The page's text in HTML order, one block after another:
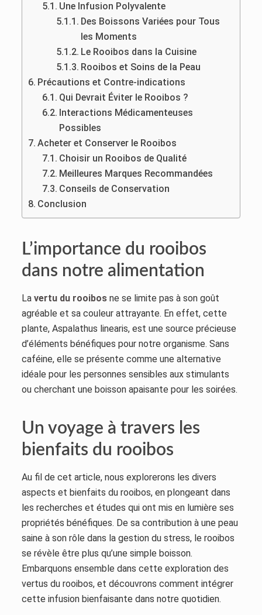
Une Infusion Polyvalente
Des Boissons Variées pour Tous
les Moments
Le Rooibos dans la Cuisine
Rooibos et Soins de la Peau
Précautions et Contre-indications
Qui Devrait Éviter le Rooibos ?
Interactions Médicamenteuses
Possibles
Acheter et Conserver le Rooibos
Choisir un Rooibos de Qualité
Meilleures Marques Recommandées
Conseils de Conservation
Conclusion
L’importance du rooibos
dans notre alimentation
La vertu du rooibosne se limite pas à son goût
agréable et sa couleur attrayante. En effet, cette
plante, Aspalathus linearis, est une source précieuse
d’éléments bénéfiques pour notre organisme. Sans
caféine, elle se présente comme une alternative
idéale pour les personnes sensibles aux stimulants
ou cherchant une boisson apaisante pour les soirées.
Un voyage à travers les
bienfaits du rooibos
Au fil de cet article, nous explorerons les divers
aspects et bienfaits du rooibos, en plongeant dans
les recherches et études qui ont mis en lumière ses
propriétés bénéfiques. De sa contribution à une peau
saine à son rôle dans la gestion du stress, le rooibos
se révèle être plus qu’une simple boisson.
Embarquons ensemble dans cette exploration des
vertus du rooibos, et découvrons comment intégrer
cette infusion bienfaisante dans notre quotidien.